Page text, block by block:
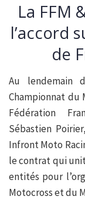
La FFM
l’accord
de
Au lendemain
Championnat du
Fédération
Sébastien
Infront Moto
le contrat qui
entités pour
Motocross et du